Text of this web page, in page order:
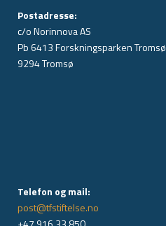
Postadresse:
c/o Norinnova AS
Pb 6413 Forskningsparken Tromsø
9294 Tromsø
Telefon og mail:
post@tfstiftelse.no